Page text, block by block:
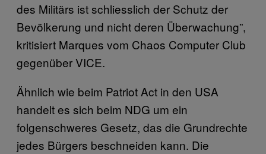
des Militärs ist schliesslich der Schutz der
Bevölkerung und nicht deren Überwachung”,
kritisiert Marques vom Chaos Computer Club
gegenüber VICE.
Ähnlich wie beim Patriot Act in den USA
handelt es sich beim NDG um ein
folgenschweres Gesetz, das die Grundrechte
jedes Bürgers beschneiden kann. Die